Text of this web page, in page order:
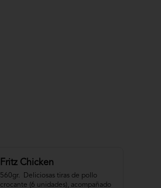
Fritz Chicken
560gr.  Deliciosas tiras de pollo
crocante (6 unidades), acompañado